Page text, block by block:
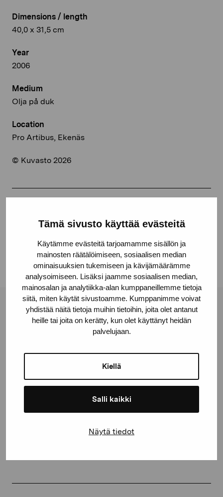
Tämä sivusto käyttää evästeitä
Käytämme evästeitä tarjoamamme sisällön ja
mainosten räätälöimiseen, sosiaalisen median
ominaisuuksien tukemiseen ja kävijämäärämme
analysoimiseen. Lisäksi jaamme sosiaalisen median,
mainosalan ja analytiikka-alan kumppaneillemme tietoja
siitä, miten käytät sivustoamme. Kumppanimme voivat
yhdistää näitä tietoja muihin tietoihin, joita olet antanut
heille tai joita on kerätty, kun olet käyttänyt heidän
palvelujaan.
Kiellä
Salli kaikki
Näytä tiedot
Dimensions / length
40,0 x 31,5 cm
Year
2006
Medium
Olja på duk
Location
Pro Artibus, Ekenäs
© Kuvasto 2026
Facebook
Linkedin
Pro Artibus Foundation
+358 (0)50 371 6339